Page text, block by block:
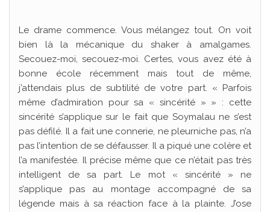
Le drame commence. Vous mélangez tout. On voit
bien là la mécanique du shaker à amalgames.
Secouez-moi, secouez-moi. Certes, vous avez été à
bonne école récemment mais tout de même,
j’attendais plus de subtilité de votre part. « Parfois
même d’admiration pour sa « sincérité » » : cette
sincérité s’applique sur le fait que Soymalau ne s’est
pas défilé. Il a fait une connerie, ne pleurniche pas, n’a
pas l’intention de se défausser. Il a piqué une colère et
l’a manifestée. Il précise même que ce n’était pas très
intelligent de sa part. Le mot « sincérité » ne
s’applique pas au montage accompagné de sa
légende mais à sa réaction face à la plainte. J’ose